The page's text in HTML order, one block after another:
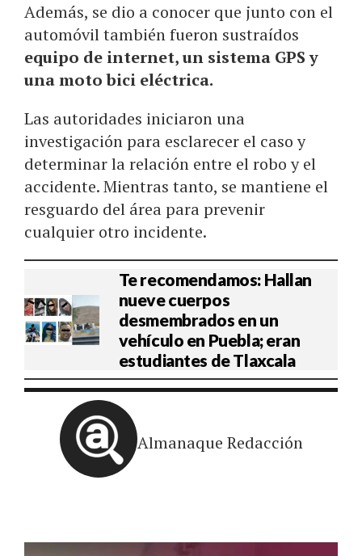
Además, se dio a conocer que junto con el
automóvil también fueron sustraídos
equipo de internet, un sistema GPS y
una moto bici eléctrica.
Las autoridades iniciaron una
investigación para esclarecer el caso y
determinar la relación entre el robo y el
accidente. Mientras tanto, se mantiene el
resguardo del área para prevenir
cualquier otro incidente.
Te recomendamos: Hallan
nueve cuerpos
desmembrados en un
vehículo en Puebla; eran
estudiantes de Tlaxcala
Almanaque Redacción